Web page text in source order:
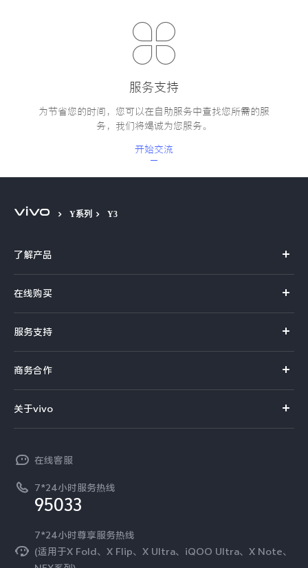
服务支持
为节省您的时间，您可以在自助服务中查找您所需的服
务，我们将竭诚为您服务。
开始交流
Y系列 Y3
了解产品
Y系列
iQOO手机
NEX系列
在线购买
选购配件
订单查询
服务支持
查找手机
环保回收
安全公告
服务隐私政策
商务合作
vivo 企业业务
廉正合规
国补营业执照
无线电发射设备销售备案
关于vivo
工作机会
新闻资讯
可持续发展
在线客服
7*24小时服务热线
95033
7*24小时尊享服务热线
(适用于X Fold、X Flip、X Ultra、iQOO Ultra、X Note、